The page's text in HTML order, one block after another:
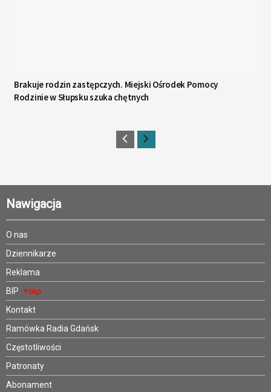
Brakuje rodzin zastępczych. Miejski Ośrodek Pomocy
Rodzinie w Słupsku szuka chętnych
Nawigacja
O nas
Dziennikarze
Reklama
BIP
Kontakt
Ramówka Radia Gdańsk
Częstotliwości
Patronaty
Abonament